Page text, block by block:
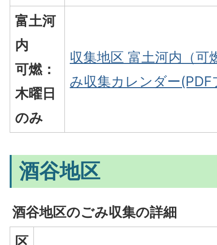
富土河
内
可燃：
木曜日
のみ
収集地区 富土河内（可
み収集カレンダー
酒谷地区
酒谷地区のごみ収集の詳細
区